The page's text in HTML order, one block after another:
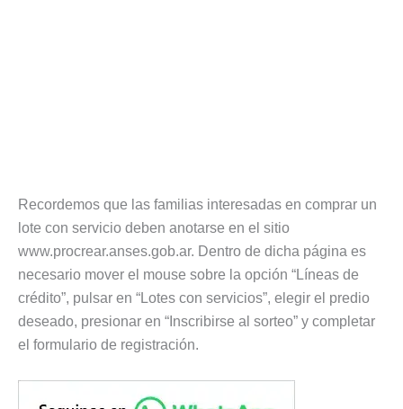
Recordemos que las familias interesadas en comprar un
lote con servicio deben anotarse en el sitio
www.procrear.anses.gob.ar. Dentro de dicha página es
necesario mover el mouse sobre la opción “Líneas de
crédito”, pulsar en “Lotes con servicios”, elegir el predio
deseado, presionar en “Inscribirse al sorteo” y completar
el formulario de registración.